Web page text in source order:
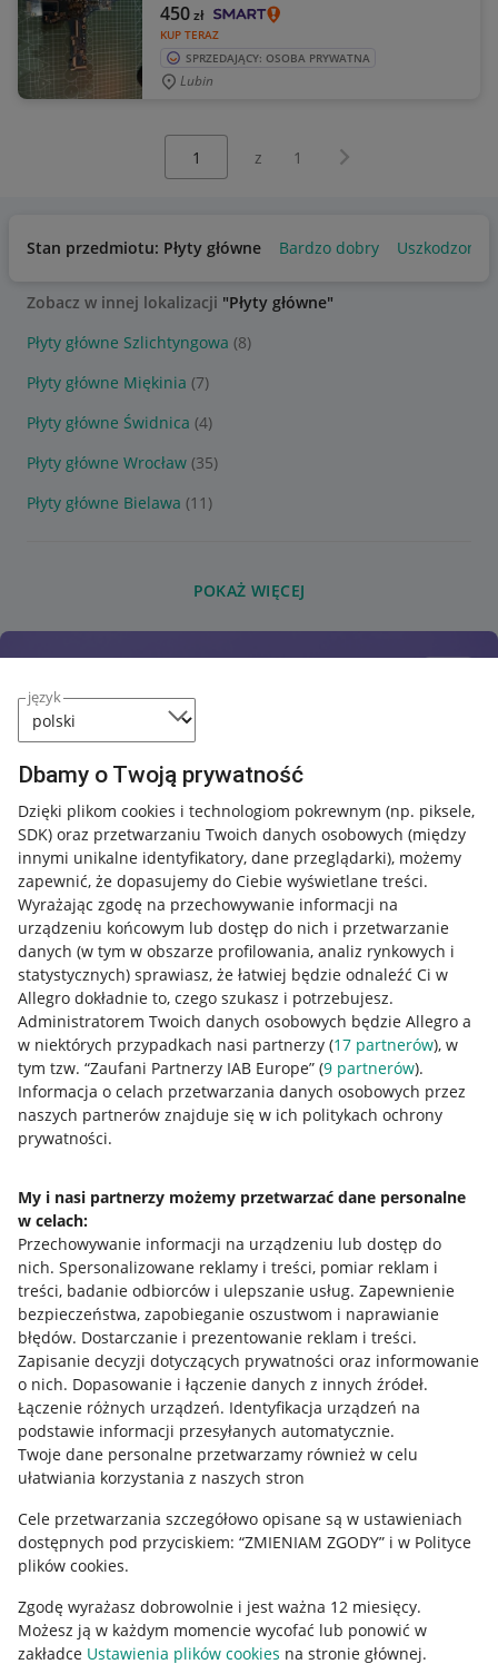
język
Dbamy o Twoją prywatność
Dzięki plikom cookies i technologiom pokrewnym (np. piksele,
SDK) oraz przetwarzaniu Twoich danych osobowych (między
innymi unikalne identyfikatory, dane przeglądarki), możemy
zapewnić, że dopasujemy do Ciebie wyświetlane treści.
Wyrażając zgodę na przechowywanie informacji na
urządzeniu końcowym lub dostęp do nich i przetwarzanie
danych (w tym w obszarze profilowania, analiz rynkowych i
statystycznych) sprawiasz, że łatwiej będzie odnaleźć Ci w
Allegro dokładnie to, czego szukasz i potrzebujesz.
Administratorem Twoich danych osobowych będzie Allegro a
w niektórych przypadkach nasi partnerzy (17 partnerów), w
tym tzw. “Zaufani Partnerzy IAB Europe” (9 partnerów).
Informacja o celach przetwarzania danych osobowych przez
naszych partnerów znajduje się w ich politykach ochrony
prywatności.
My i nasi partnerzy możemy przetwarzać dane personalne
w celach:
Przechowywanie informacji na urządzeniu lub dostęp do
nich. Spersonalizowane reklamy i treści, pomiar reklam i
treści, badanie odbiorców i ulepszanie usług. Zapewnienie
bezpieczeństwa, zapobieganie oszustwom i naprawianie
błędów. Dostarczanie i prezentowanie reklam i treści.
Zapisanie decyzji dotyczących prywatności oraz informowanie
o nich. Dopasowanie i łączenie danych z innych źródeł.
Łączenie różnych urządzeń. Identyfikacja urządzeń na
podstawie informacji przesyłanych automatycznie.
Twoje dane personalne przetwarzamy również w celu
ułatwiania korzystania z naszych stron
Cele przetwarzania szczegółowo opisane są w ustawieniach
dostępnych pod przyciskiem: “ZMIENIAM ZGODY” i w Polityce
plików cookies.
Zgodę wyrażasz dobrowolnie i jest ważna 12 miesięcy.
Możesz ją w każdym momencie wycofać lub ponowić w
zakładce Ustawienia plików cookies na stronie głównej.
KUP TERAZ
450zł
SPRZEDAJĄCY: OSOBA PRYWATNA
Lubin
z 1 Następna strona
Stan przedmiotu: Płyty główne Bardzo dobry Uszkodzony
Zobacz w innej lokalizacji "Płyty główne"
Płyty główne Szlichtyngowa (8)
Płyty główne Miękinia (7)
Płyty główne Świdnica (4)
Płyty główne Wrocław (35)
Płyty główne Bielawa (11)
POKAŻ WIĘCEJ
Przydatne informacje
Jak to działa
Allegro Gadane dla sprzedających
Allegro Gadane dla kupujących
Mapa miejscowości
Informacje prawne
Regulamin
Polityka plików "cookies"
Ustawienia plików "cookies"
Udostępnianie lokalizacji
Informacje dla Aktu o Usługach Cyfrowych
Pobierz aplikację